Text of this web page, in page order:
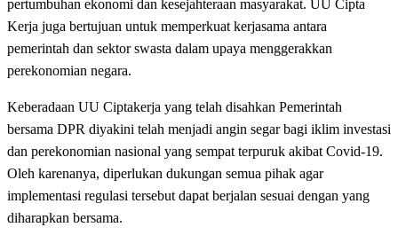
pertumbuhan ekonomi dan kesejahteraan masyarakat. UU Cipta
Kerja juga bertujuan untuk memperkuat kerjasama antara
pemerintah dan sektor swasta dalam upaya menggerakkan
perekonomian negara.
Keberadaan UU Ciptakerja yang telah disahkan Pemerintah
bersama DPR diyakini telah menjadi angin segar bagi iklim investasi
dan perekonomian nasional yang sempat terpuruk akibat Covid-19.
Oleh karenanya, diperlukan dukungan semua pihak agar
implementasi regulasi tersebut dapat berjalan sesuai dengan yang
diharapkan bersama.